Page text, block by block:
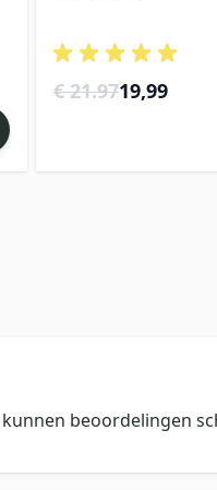
€ 21.97Special Price
19,99
beoordelingen